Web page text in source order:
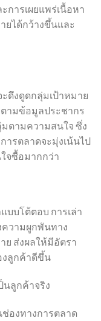
การเผยแพร่เนื้อหา
ยได้กว้างขึ้นและ
ดึงดูดกลุ่มเป้าหมาย
ามข้อมูลประชากร
ตามความสนใจ ซึ่ง
ารตลาดจะมุ่งเน้นไป
จซื้อมากกว่า
บบโต้ตอบ การเล่า
ความผูกพันทาง
ส่งผลให้มีอัตรา
ลูกค้าดีขึ้น
นลูกค้าจริง
องทางการตลาด